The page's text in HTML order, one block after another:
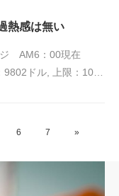
熱感は無い
ジ AM6：00現在
9802ドル, 上限：10…
6 7 »